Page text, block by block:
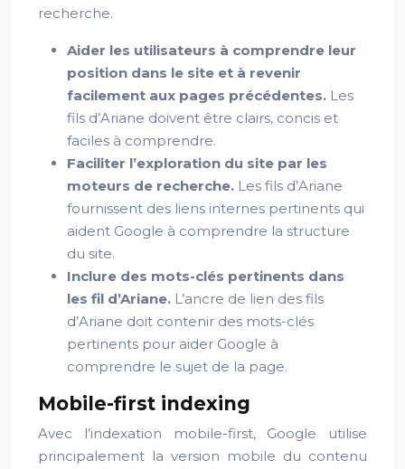
recherche.
Aider les utilisateurs à comprendre leur
position dans le site et à revenir
facilement aux pages précédentes. Les
fils d’Ariane doivent être clairs, concis et
faciles à comprendre.
Faciliter l’exploration du site par les
moteurs de recherche. Les fils d’Ariane
fournissent des liens internes pertinents qui
aident Google à comprendre la structure
du site.
Inclure des mots-clés pertinents dans
les fil d’Ariane. L’ancre de lien des fils
d’Ariane doit contenir des mots-clés
pertinents pour aider Google à
comprendre le sujet de la page.
Mobile-first indexing
Avec l’indexation mobile-first, Google utilise
principalement la version mobile du contenu